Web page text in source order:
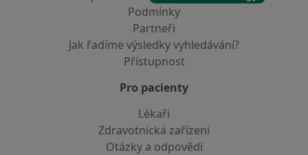
Podmínky
Partneři
Jak řadíme výsledky vyhledávání?
Přístupnost
Pro pacienty
Lékaři
Zdravotnická zařízení
Otázky a odpovědi